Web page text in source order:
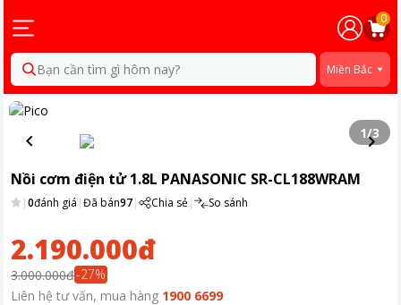
0
Bạn cần tìm gì hôm nay? Miền Bắc
1/3
Nồi cơm điện tử 1.8L PANASONIC SR-CL188WRAM
|0đánh giá |Đã bán97| Chia sẻ| So sánh
2.190.000đ
3.000.000đ-27%
Liên hệ tư vấn, mua hàng 1900 6699